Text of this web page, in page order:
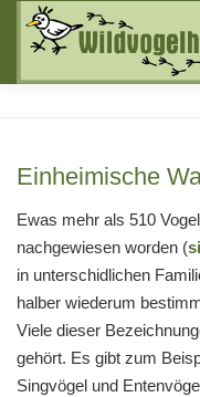
Inhalt
springen
Auffangstationen
Einheimische
Ewas mehr als 510
nachgewiesen worden (
in unterschidlichen
halber wiederum
Viele dieser
gehört. Es gibt zum
Singvögel und